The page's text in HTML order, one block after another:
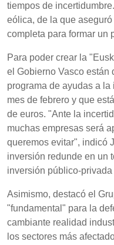
tiempos de
eólica, de la que
completa para formar un
Para poder crear la
el Gobierno Vasco están
programa de ayudas a
mes de febrero y que
de euros. "Ante la
muchas empresas será
queremos evitar", indicó
inversión redunde en un
inversión público-
Asimismo, destacó el
"fundamental" para la
cambiante realidad
los sectores más